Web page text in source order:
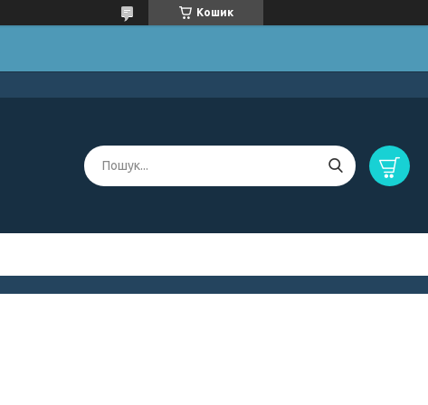
Кошик